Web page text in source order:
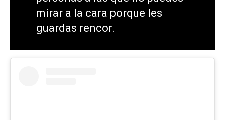
mirar a la cara porque les
guardas rencor.